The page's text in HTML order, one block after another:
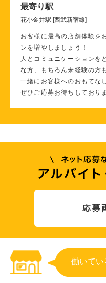
最寄り駅
花小金井駅 [西武新宿線]
お客様に最高の店舗体験を
ンを増やしましょう！
人とコミュニケーションを
な方、もちろん未経験の方
一緒にお客様へのおもてな
ぜひご応募お待ちしており
働いてい